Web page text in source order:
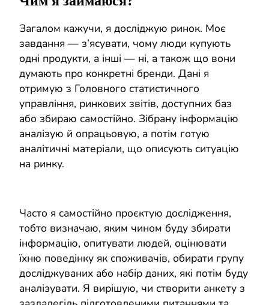
Загалом кажучи, я досліджую ринок. Моє
завдання — з’ясувати, чому люди купують
одні продукти, а інші — ні, а також що вони
думають про конкретні бренди. Дані я
отримую з Головного статистичного
управління, ринкових звітів, доступних баз
або збираю самостійно. Зібрану інформацію
аналізую й опрацьовую, а потім готую
аналітичні матеріали, що описують ситуацію
на ринку.
Часто я самостійно проєктую дослідження,
тобто визначаю, яким чином буду збирати
інформацію, опитувати людей, оцінювати
їхню поведінку як споживачів, обирати групу
досліджуваних або набір даних, які потім буду
аналізувати. Я вирішую, чи створити анкету з